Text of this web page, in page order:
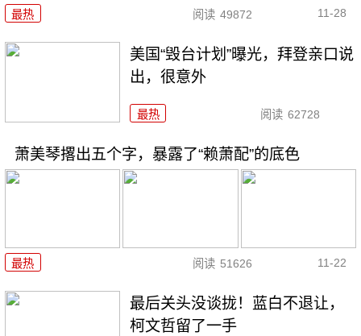
最热 阅读 49872 11-28
美国“毁台计划”曝光，拜登亲口说
出，很意外
最热 阅读 62728
萧美琴撂出五个字，暴露了“赖萧配”的底色
最热 阅读 51626 11-22
最后关头没谈拢！蓝白不退让，
柯文哲留了一手